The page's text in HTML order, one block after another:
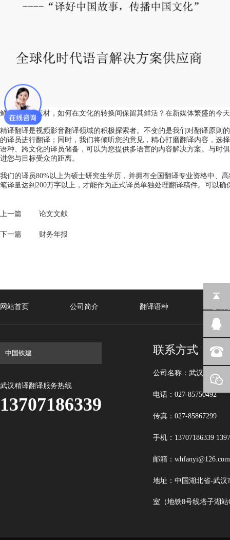
鲜活的语言素材，如何在文化的转换间保留其鲜活？在新媒体繁盛的今
精译翻译是视频影音翻译领域的积极探索者。不变的是我们对翻译原则
的译员进行翻译；同时，我们将倾听您的意见，精心打磨翻译内容，
语种、跨文化的译员储备，可以为您提供多语言的内容解决方案。与时
进您与目标受众的距离。
我们的译员80%以上为硕士研究生学历，并拥有全国翻译专业资格中、
笔译量达到200万字以上，才能作为正式译员单独处理翻译稿件。可以
上一篇 论文文献
下一篇 财务年报
网站首页 公司简介 翻译语种
武汉精译翻译服务热线
13707186339
联系方式
公司名称：武汉精译翻
电话：027-85750492
传真：027-85867299
手机：13707186339
邮箱：whfanyi@126.com
地址：中国湖北省-武汉
室（地铁8号线塔子湖站